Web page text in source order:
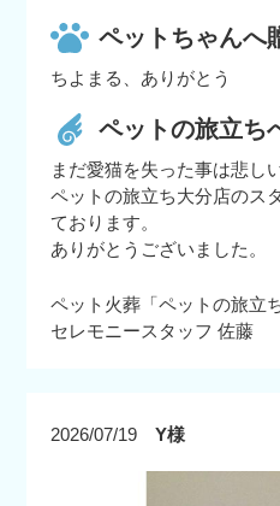
ペットちゃんへ
ちよまる、ありがとう
ペットの旅立ち
まだ愛猫を失った事は悲し
ペットの旅立ち大分店のス
ております。
ありがとうございました。
ペット火葬「ペットの旅立ち
セレモニースタッフ 佐藤
2026/07/19 Y様